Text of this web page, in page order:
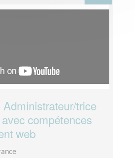
trice
compétences
web